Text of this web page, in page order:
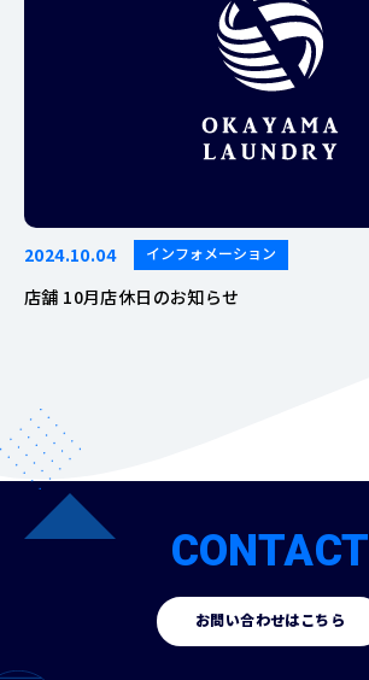
2024.10.04 インフォメーション
店舗 10月店休日のお知らせ
CONTACT
お問い合わせはこちら